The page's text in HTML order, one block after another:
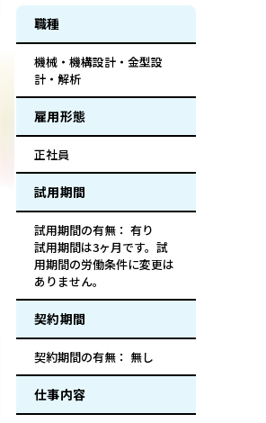
職種
機械・機構設計・金型設
計・解析
雇用形態
正社員
試用期間
試用期間の有無： 有り
試用期間は3ヶ月です。試
用期間の労働条件に変更は
ありません。
契約期間
契約期間の有無： 無し
仕事内容